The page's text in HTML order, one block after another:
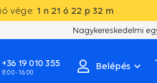
vége: 1 n 21 ó 22 p 31 m
Saját raktár, gyártás,
Nagykereskedelmi
+36 19 010 355
8:00 - 16:00
Belépés